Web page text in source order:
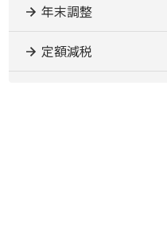
年末調整
定額減税